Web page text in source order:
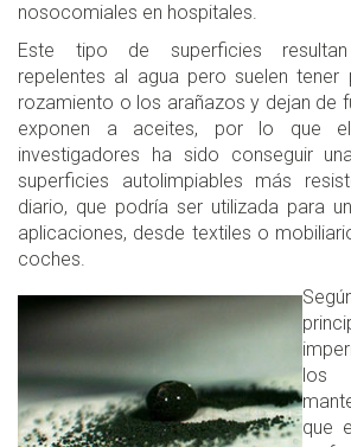
nosocomiales en hospitales.
Este tipo de superficies resultan
repelentes al agua pero suelen tener
rozamiento o los arañazos y dejan de
exponen a aceites, por lo que
investigadores ha sido conseguir
superficies autolimpiables más
diario, que podría ser utilizada para
aplicaciones, desde textiles o
coches.
que